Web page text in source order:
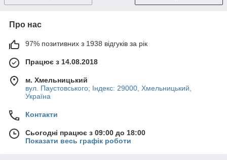
Про нас
97% позитивних з 1938 відгуків за рік
Працює з 14.08.2018
м. Хмельницький
вул. Паустовського; Індекс: 29000, Хмельницький,
Україна
Контакти
Сьогодні працює з 09:00 до 18:00
Показати весь графік роботи